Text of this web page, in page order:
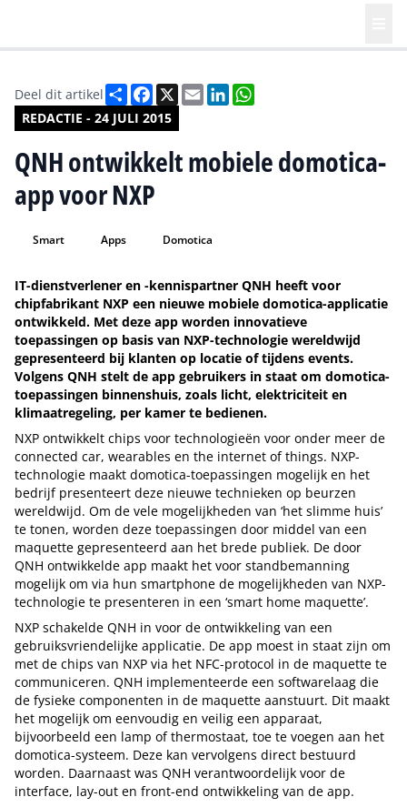
REDACTIE - 24 JULI 2015
Deel dit artikel DeelFacebook
X EmailLinkedIn
QNH ontwikkelt mobiele domotica-
app voor NXP
Smart Apps Domotica
IT-dienstverlener en -kennispartner QNH heeft voor
chipfabrikant NXP een nieuwe mobiele domotica-applicatie
ontwikkeld. Met deze app worden innovatieve
toepassingen op basis van NXP-technologie wereldwijd
gepresenteerd bij klanten op locatie of tijdens events.
Volgens QNH stelt de app gebruikers in staat om domotica-
toepassingen binnenshuis, zoals licht, elektriciteit en
klimaatregeling, per kamer te bedienen.
NXP ontwikkelt chips voor technologieën voor onder meer de
connected car, wearables en the internet of things. NXP-
technologie maakt domotica-toepassingen mogelijk en het
bedrijf presenteert deze nieuwe technieken op beurzen
wereldwijd. Om de vele mogelijkheden van ‘het slimme huis’
te tonen, worden deze toepassingen door middel van een
maquette gepresenteerd aan het brede publiek. De door
QNH ontwikkelde app maakt het voor standbemanning
mogelijk om via hun smartphone de mogelijkheden van NXP-
technologie te presenteren in een ‘smart home maquette’.
NXP schakelde QNH in voor de ontwikkeling van een
gebruiksvriendelijke applicatie. De app moest in staat zijn om
met de chips van NXP via het NFC-protocol in de maquette te
communiceren. QNH implementeerde een softwarelaag die
de fysieke componenten in de maquette aanstuurt. Dit maakt
het mogelijk om eenvoudig en veilig een apparaat,
bijvoorbeeld een lamp of thermostaat, toe te voegen aan het
domotica-systeem. Deze kan vervolgens direct bestuurd
worden. Daarnaast was QNH verantwoordelijk voor de
interface, lay-out en front-end ontwikkeling van de app.